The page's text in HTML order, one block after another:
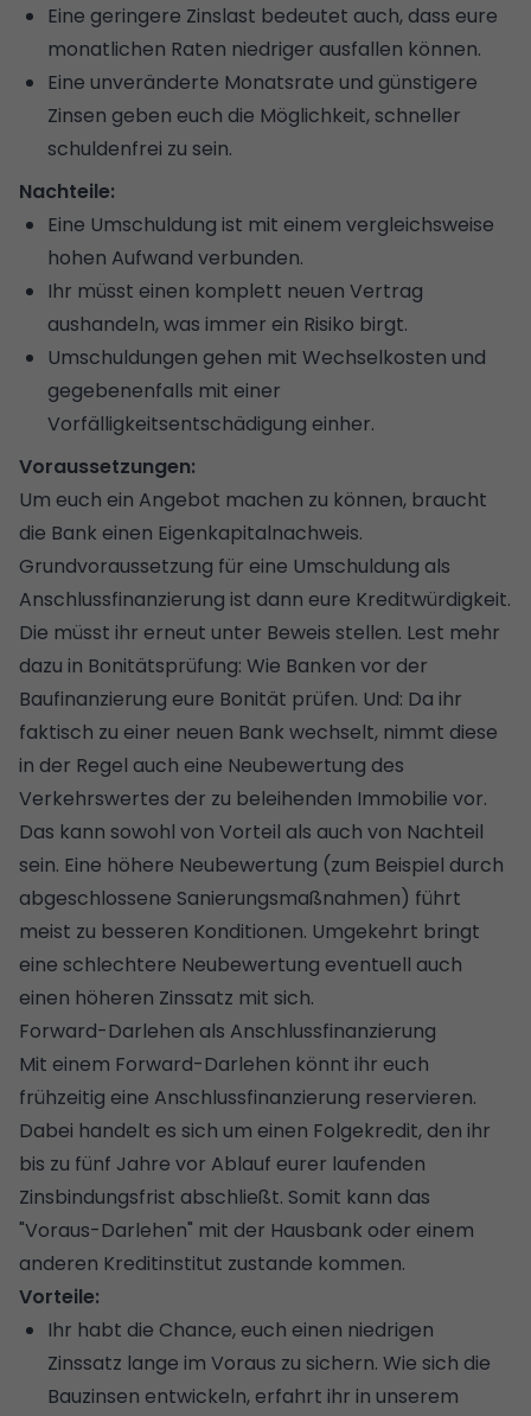
Eine geringere Zinslast bedeutet auch, dass eure
monatlichen Raten niedriger ausfallen können.
Eine unveränderte Monatsrate und günstigere
Zinsen geben euch die Möglichkeit, schneller
schuldenfrei zu sein.
Nachteile:
Eine Umschuldung ist mit einem vergleichsweise
hohen Aufwand verbunden.
Ihr müsst einen komplett neuen Vertrag
aushandeln, was immer ein Risiko birgt.
Umschuldungen gehen mit Wechselkosten und
gegebenenfalls mit einer
Vorfälligkeitsentschädigung einher.
Voraussetzungen:
Um euch ein Angebot machen zu können, braucht
die Bank einen Eigenkapitalnachweis.
Grundvoraussetzung für eine Umschuldung als
Anschlussfinanzierung ist dann eure Kreditwürdigkeit.
Die müsst ihr erneut unter Beweis stellen. Lest mehr
dazu in Bonitätsprüfung: Wie Banken vor der
Baufinanzierung eure Bonität prüfen. Und: Da ihr
faktisch zu einer neuen Bank wechselt, nimmt diese
in der Regel auch eine Neubewertung des
Verkehrswertes der zu beleihenden Immobilie vor.
Das kann sowohl von Vorteil als auch von Nachteil
sein. Eine höhere Neubewertung (zum Beispiel durch
abgeschlossene Sanierungsmaßnahmen) führt
meist zu besseren Konditionen. Umgekehrt bringt
eine schlechtere Neubewertung eventuell auch
einen höheren Zinssatz mit sich.
Forward-Darlehen als Anschlussfinanzierung
Mit einem Forward-Darlehen könnt ihr euch
frühzeitig eine Anschlussfinanzierung reservieren.
Dabei handelt es sich um einen Folgekredit, den ihr
bis zu fünf Jahre vor Ablauf eurer laufenden
Zinsbindungsfrist abschließt. Somit kann das
"Voraus-Darlehen" mit der Hausbank oder einem
anderen Kreditinstitut zustande kommen.
Vorteile:
Ihr habt die Chance, euch einen niedrigen
Zinssatz lange im Voraus zu sichern. Wie sich die
Bauzinsen entwickeln, erfahrt ihr in unserem